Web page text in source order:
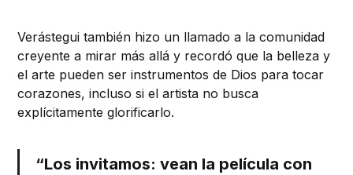
Verástegui también hizo un llamado a la comunidad
creyente a mirar más allá y recordó que la belleza y
el arte pueden ser instrumentos de Dios para tocar
corazones, incluso si el artista no busca
explícitamente glorificarlo.
“Los invitamos: vean la película con